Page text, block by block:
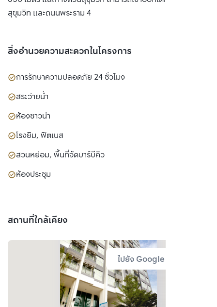
สุขุมวิท และถนนพระราม 4
สิ่งอำนวยความสะดวกในโครงการ
การรักษาความปลอดภัย 24 ชั่วโมง
สระว่ายน้ำ
ห้องซาวน่า
โรงยิม, ฟิตเนส
สวนหย่อม, พื้นที่จัดบาร์บีคิว
ห้องประชุม
สถานที่ใกล้เคียง
ไปยัง Google Map